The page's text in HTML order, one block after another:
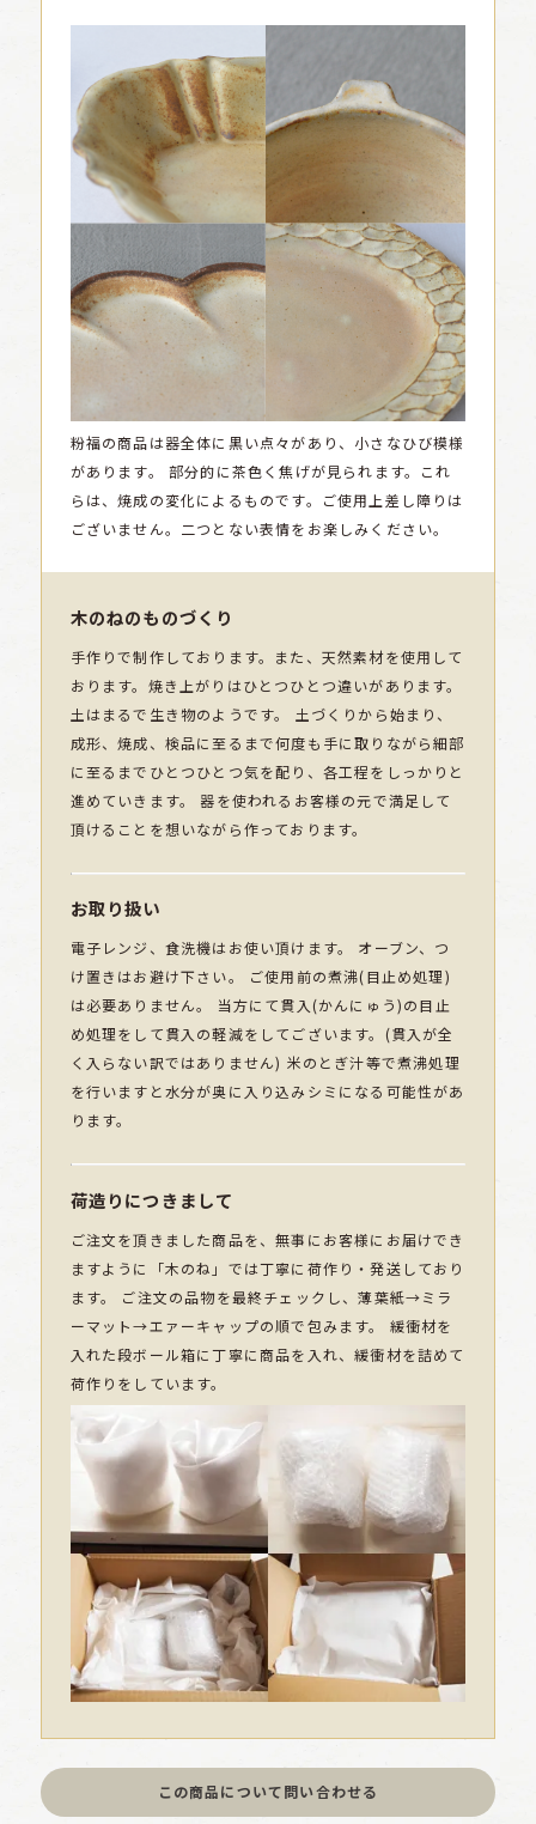
粉福の商品は器全体に黒い点々があり、小さなひび模様
があります。
部分的に茶色く焦げが見られます。これ
らは、焼成の変化によるものです。ご使用上差し障りは
ございません。二つとない表情をお楽しみください。
木のねのものづくり
手作りで制作しております。また、天然素材を使用して
おります。焼き上がりはひとつひとつ違いがあります。
土はまるで生き物のようです。 土づくりから始まり、
成形、焼成、検品に至るまで何度も手に取りながら細部
に至るまでひとつひとつ気を配り、各工程をしっかりと
進めていきます。 器を使われるお客様の元で満足して
頂けることを想いながら作っております。
お取り扱い
電子レンジ、食洗機はお使い頂けます。 オーブン、つ
け置きはお避け下さい。 ご使用前の煮沸(目止め処理)
は必要ありません。 当方にて貫入(かんにゅう)の目止
め処理をして貫入の軽減をしてございます。(貫入が全
く入らない訳ではありません) 米のとぎ汁等で煮沸処理
を行いますと水分が奥に入り込みシミになる可能性があ
ります。
荷造りにつきまして
ご注文を頂きました商品を、無事にお客様にお届けでき
ますように「木のね」では丁寧に荷作り・発送しており
ます。 ご注文の品物を最終チェックし、薄葉紙→ミラ
ーマット→エァーキャップの順で包みます。 緩衝材を
入れた段ボール箱に丁寧に商品を入れ、緩衝材を詰めて
荷作りをしています。
この商品について問い合わせる